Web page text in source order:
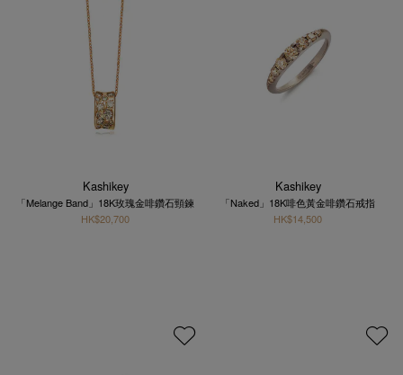
Kashikey
「Melange Band」18K玫瑰金啡鑽石頸鍊
HK$20,700
Kashikey
「Naked」18K啡色黃金啡鑽石戒指
HK$14,500